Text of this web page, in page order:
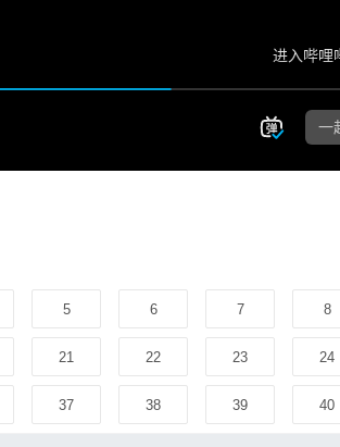
5 6 7 8
21 22 23 24
37 38 39 40